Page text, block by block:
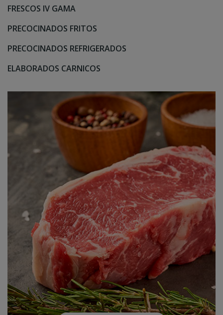
FRESCOS IV GAMA
PRECOCINADOS FRITOS
PRECOCINADOS REFRIGERADOS
ELABORADOS CARNICOS